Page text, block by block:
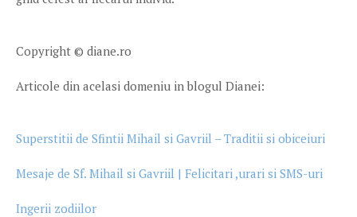
Copyright © diane.ro
Articole din acelasi domeniu in blogul Dianei:
Superstitii de Sfintii Mihail si Gavriil – Traditii si obiceiuri
Mesaje de Sf. Mihail si Gavriil | Felicitari ,urari si SMS-uri
Ingerii zodiilor